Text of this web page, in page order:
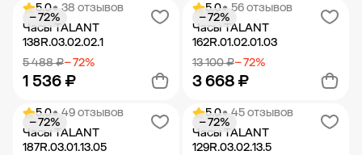
Добавить в корзину Добавить в корзину
5.0• 38 отзывов
Часы TALANT
138R.03.02.02.1
5 488 ₽− 72%
1 536 ₽
− 72%
Добавить в корзину
5.0• 56 отзывов
Часы TALANT
162R.01.02.01.03
13 100 ₽− 72%
3 668 ₽
− 72%
Добавить в корзину
5.0• 49 отзывов
Часы TALANT
187R.03.01.13.05
− 72%
5.0• 45 отзывов
Часы TALANT
129R.03.02.13.5
− 72%